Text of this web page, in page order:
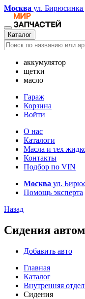
Москва ул. Бирюсинка
Каталог
аккумулятор
щетки
масло
Гараж
Корзина
Войти
О нас
Каталоги
Масла и тех
Контакты
Подбор по VIN
Москва ул.
Помощь эксперта
Назад
Сидения
Добавить авто
Главная
Каталог
Внутренняя
Сидения